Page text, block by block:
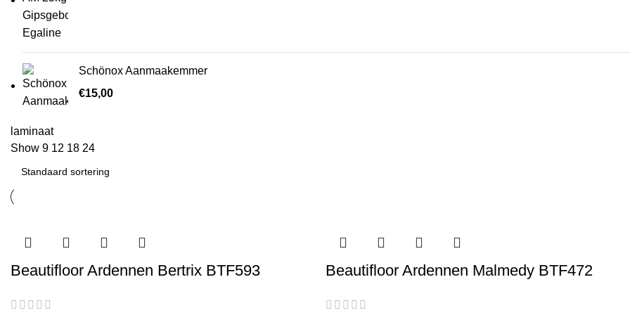
Schönox Aanmaakemmer
€15,00
laminaat
Show 9 12 18 24
Beautifloor Ardennen Bertrix BTF593 Beautifloor Ardennen Malmedy BTF472